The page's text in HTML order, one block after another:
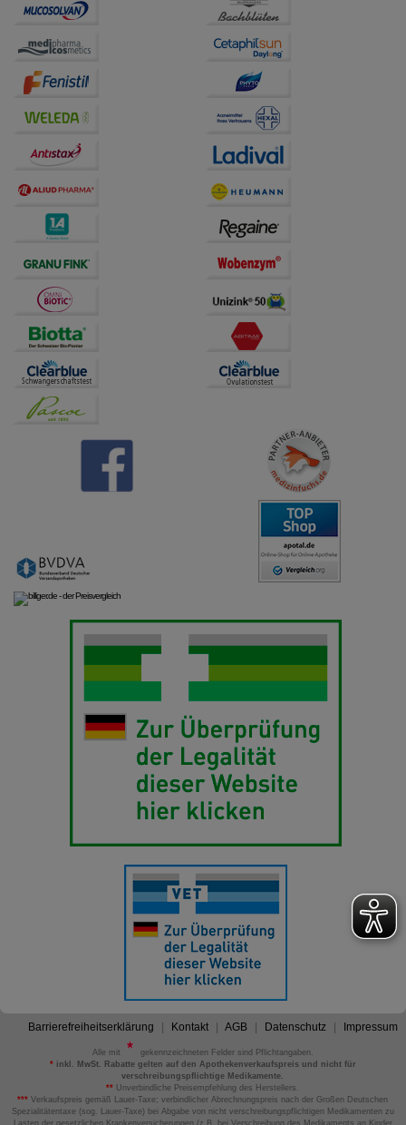
Besuchers oder unsere Seite an bevorzugte
Verhaltensweisen (z.B. Spracheinstellung)
anzupassen. Komfort-Cookies ermöglichen es uns
auch auf Ihre Bedürfnisse zugeschrittene Inhalte
anzuzeigen und unser Partnerprogramm zu
betreiben.
Statistik & Tracking:
Hierüber lassen sich
Informationen über die Art und Weise der Nutzung
unserer Website sammeln, mit deren Hilfe wir unsere
auf unserer Website aber auch die Werbung auf
Drittseiten möglichst relevant für Sie zu gestalten.
Bitte beachten Sie, dass Daten hierfür teilweise an
Dritte wie z.B. Google oder soziale Medien
Barrierefreiheitserklärung Kontakt AGB Datenschutz Impressum
Alle mit
gekennzeichneten Felder sind Pflichtangaben.
*inkl. MwSt. Rabatte gelten auf den Apothekenverkaufspreis und nicht für
verschreibungspflichtige Medikamente.
** Unverbindliche Preisempfehlung des Herstellers.
*** Verkaufspreis gemäß Lauer-Taxe; verbindlicher Abrechnungspreis nach der Großen Deutschen
Spezialitätentaxe (sog. Lauer-Taxe) bei Abgabe von nicht verschreibungspflichtigen Medikamenten zu
Lasten der gesetzlichen Krankenversicherungen (z.B. bei Verschreibung des Medikaments an Kinder